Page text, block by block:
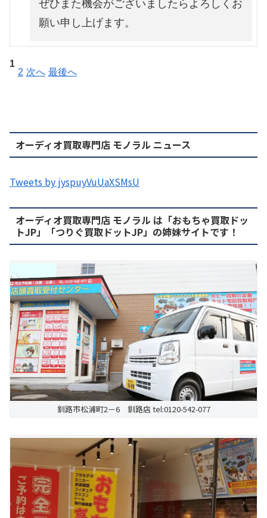
ぜひまた機会がございましたらよろしくお
願い申し上げます。
1
2 次へ 最後へ
オーディオ買取専門店 モノラル ニュース
Tweets by jyspuyVuUaXSMsU
オーディオ買取専門店 モノラル は「おもちゃ買取ドッ
トJP」「つりぐ買取ドットJP」の姉妹サイトです！
釧路市松浦町2－6 釧路店 tel:0120-542-077